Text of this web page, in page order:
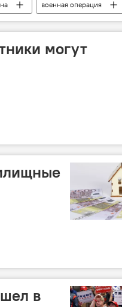
военная операция
могут
в